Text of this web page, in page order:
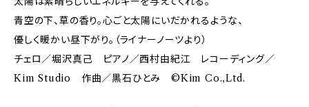
青空の下、草の香り。心ごと太陽にいだかれるような、
優しく暖かい昼下がり。（ライナーノーツより）
チェロ／堀沢真己 ピアノ／西村由紀江 レコーディング／
Kim Studio 作曲／黒石ひとみ ©️Kim Co.,Ltd.